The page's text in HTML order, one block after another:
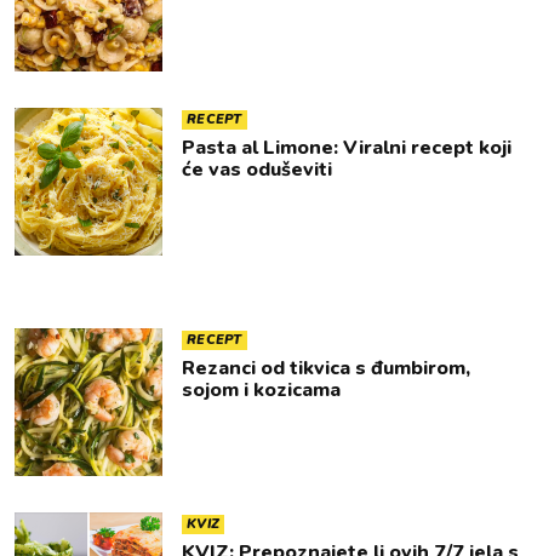
RECEPT
Pasta al Limone: Viralni recept koji
će vas oduševiti
RECEPT
Rezanci od tikvica s đumbirom,
sojom i kozicama
KVIZ